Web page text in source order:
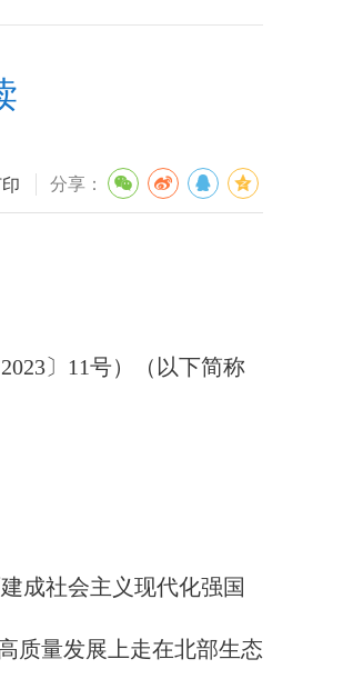
分享：
〕11号）（以下简称
成社会主义现代化强国
质量发展上走在北部生态